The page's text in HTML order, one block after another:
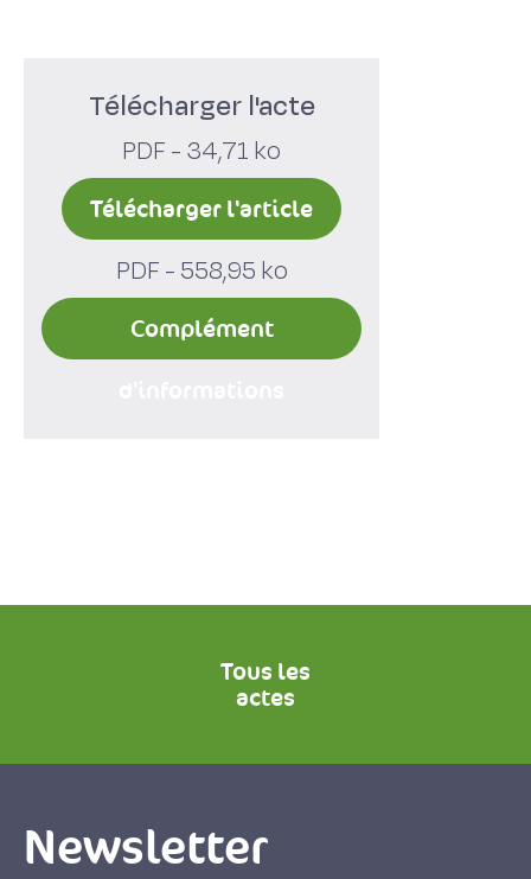
Télécharger l'acte
PDF - 34,71 ko
Télécharger l'article
PDF - 558,95 ko
Complément
Tous les
actes
Newsletter